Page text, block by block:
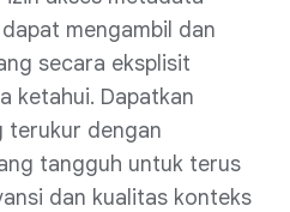
mengambil dan
secara eksplisit
ketahui. Dapatkan
terukur dengan
tangguh untuk terus
dan kualitas konteks